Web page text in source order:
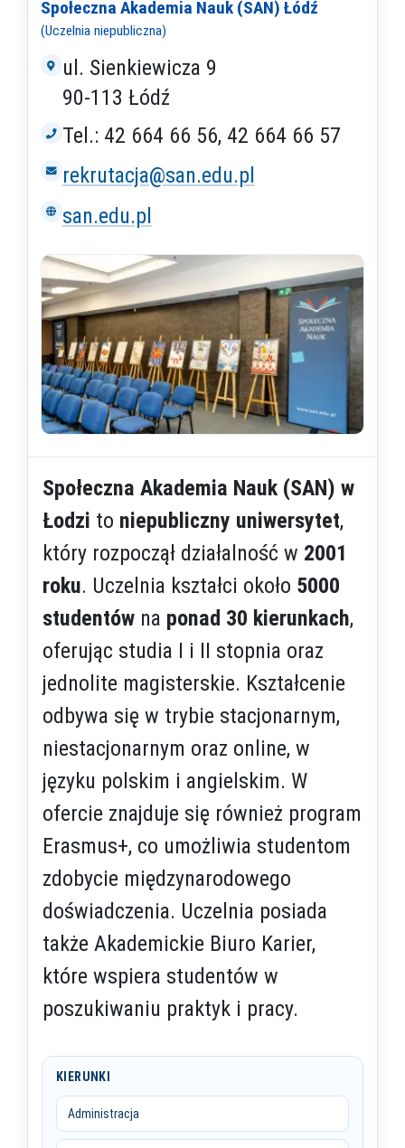
Społeczna Akademia Nauk (SAN) Łódź
(Uczelnia niepubliczna)
ul. Sienkiewicza 9
90-113 Łódź
Tel.: 42 664 66 56, 42 664 66 57
rekrutacja@san.edu.pl
san.edu.pl
Społeczna Akademia Nauk (SAN) w
Łodzi to niepubliczny uniwersytet,
który rozpoczął działalność w 2001
roku. Uczelnia kształci około 5000
studentów na ponad 30 kierunkach,
oferując studia I i II stopnia oraz
jednolite magisterskie. Kształcenie
odbywa się w trybie stacjonarnym,
niestacjonarnym oraz online, w
języku polskim i angielskim. W
ofercie znajduje się również program
Erasmus+, co umożliwia studentom
zdobycie międzynarodowego
doświadczenia. Uczelnia posiada
także Akademickie Biuro Karier,
które wspiera studentów w
poszukiwaniu praktyk i pracy.
KIERUNKI
Administracja